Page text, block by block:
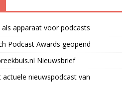
apparaat voor podcasts
Podcast Awards geopend
Nieuwsbrief
nieuwspodcast van